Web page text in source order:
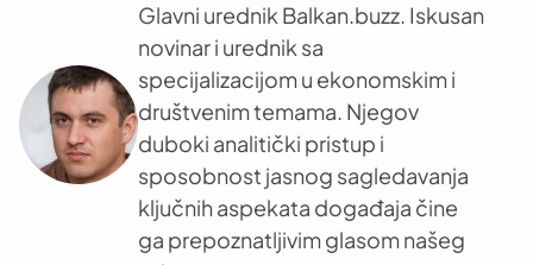
Glavni urednik Balkan.buzz. Iskusan
novinar i urednik sa
specijalizacijom u ekonomskim i
društvenim temama. Njegov
duboki analitički pristup i
sposobnost jasnog sagledavanja
ključnih aspekata događaja čine
ga prepoznatljivim glasom našeg